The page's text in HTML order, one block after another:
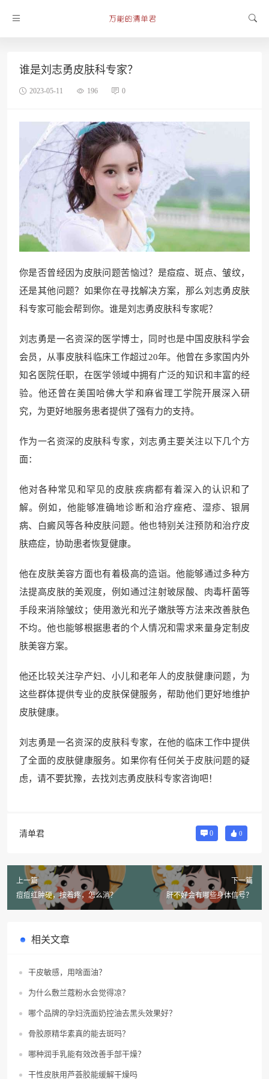
谁是刘志勇皮肤科专家？
2023-05-11 196 0
你是否曾经因为皮肤问题苦恼过？是痘痘、斑点、皱纹，
还是其他问题？如果你在寻找解决方案，那么刘志勇皮肤
科专家可能会帮到你。谁是刘志勇皮肤科专家呢？
刘志勇是一名资深的医学博士，同时也是中国皮肤科学会
会员，从事皮肤科临床工作超过20年。他曾在多家国内外
知名医院任职，在医学领域中拥有广泛的知识和丰富的经
验。他还曾在美国哈佛大学和麻省理工学院开展深入研
究，为更好地服务患者提供了强有力的支持。
作为一名资深的皮肤科专家，刘志勇主要关注以下几个方
面：
他对各种常见和罕见的皮肤疾病都有着深入的认识和了
解。例如，他能够准确地诊断和治疗痤疮、湿疹、银屑
病、白癜风等各种皮肤问题。他也特别关注预防和治疗皮
肤癌症，协助患者恢复健康。
他在皮肤美容方面也有着极高的造诣。他能够通过多种方
法提高皮肤的美观度，例如通过注射玻尿酸、肉毒杆菌等
手段来消除皱纹；使用激光和光子嫩肤等方法来改善肤色
不均。他也能够根据患者的个人情况和需求来量身定制皮
肤美容方案。
他还比较关注孕产妇、小儿和老年人的皮肤健康问题，为
这些群体提供专业的皮肤保健服务，帮助他们更好地维护
皮肤健康。
刘志勇是一名资深的皮肤科专家，在他的临床工作中提供
了全面的皮肤健康服务。如果你有任何关于皮肤问题的疑
虑，请不要犹豫，去找刘志勇皮肤科专家咨询吧！
清单君 0 0
上一篇
痘痘红肿硬，按着疼，怎么消？
下一篇
肝不好会有哪些身体信号？
相关文章
干皮敏感，用啥面油？
为什么敷兰蔻粉水会觉得凉？
哪个品牌的孕妇洗面奶控油去黑头效果好？
骨胶原精华素真的能去斑吗？
哪种润手乳能有效改善手部干燥？
干性皮肤用芦荟胶能缓解干燥吗